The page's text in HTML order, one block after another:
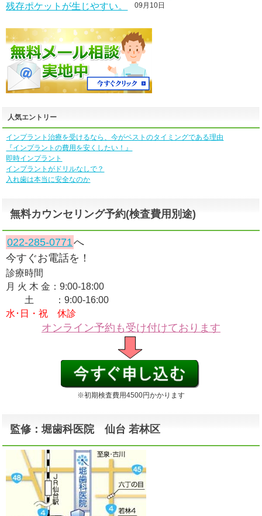
残存ポケットが生じやすい。 09月10日
人気エントリー
インプラント治療を受けるなら、今がベストのタイミングである理由
『インプラントの費用を安くしたい！』
即時インプラント
インプラントがドリルなしで？
入れ歯は本当に安全なのか
無料カウンセリング予約(検査費用別途)
022-285-0771へ
今すぐお電話を！
診療時間
月 火 木 金：9:00-18:00
土 ：9:00-16:00
水･日・祝 休診
オンライン予約も受け付けております
※初期検査費用4500円かかります
監修：堀歯科医院 仙台 若林区